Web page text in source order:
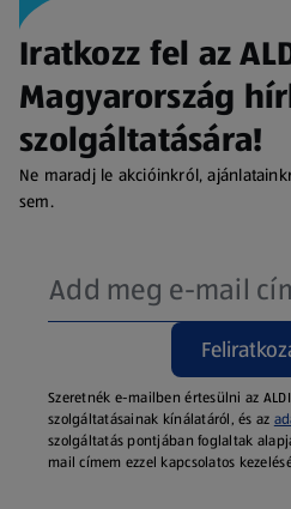
Iratkozz fel az
Magyarország
szolgáltatására!
Ne maradj le akcióinkról,
sem.
Szeretnék e-mailben értesülni az
szolgáltatásainak kínálatáról, és az
szolgáltatás pontjában foglaltak
mail címem ezzel kapcsolatos